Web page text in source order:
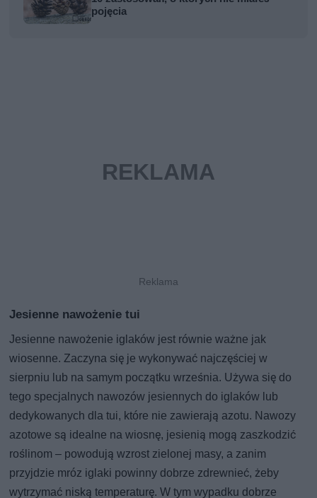
pojęcia
Jesienne nawożenie tui
Jesienne nawożenie iglaków jest równie ważne jak
wiosenne. Zaczyna się je wykonywać najczęściej w
sierpniu lub na samym początku września. Używa się do
tego specjalnych nawozów jesiennych do iglaków lub
dedykowanych dla tui, które nie zawierają azotu. Nawozy
azotowe są idealne na wiosnę, jesienią mogą zaszkodzić
roślinom – powodują wzrost zielonej masy, a zanim
przyjdzie mróz iglaki powinny dobrze zdrewnieć, żeby
wytrzymać niską temperaturę. W tym wypadku dobrze